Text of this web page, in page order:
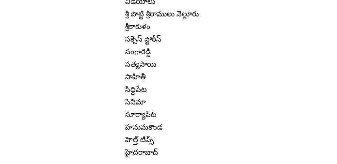
శ్రీ పొట్టి శ్రీరాములు నెల్లూరు
శ్రీకాకుళం
సక్సెస్ స్టోరీస్
సంగారెడ్డి
సత్యసాయి
సాహితీ
సిద్ధిపేట
సినిమా
సూర్యాపేట
హనుమకొండ
హెల్త్ టిప్స్
హైదరాబాద్